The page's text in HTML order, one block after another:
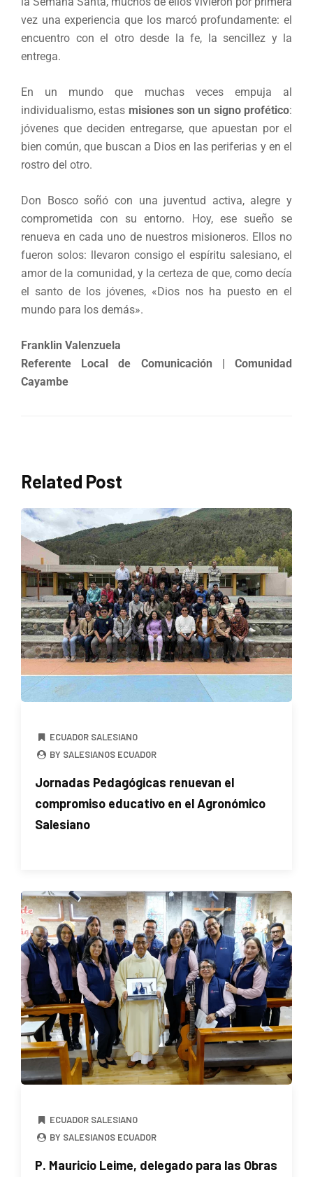
vez una experiencia que los marcó profundamente: el
encuentro con el otro desde la fe, la sencillez y la
entrega.
En un mundo que muchas veces empuja al
individualismo, estas misiones son un signo profético:
jóvenes que deciden entregarse, que apuestan por el
bien común, que buscan a Dios en las periferias y en el
rostro del otro.
Don Bosco soñó con una juventud activa, alegre y
comprometida con su entorno. Hoy, ese sueño se
renueva en cada uno de nuestros misioneros. Ellos no
fueron solos: llevaron consigo el espíritu salesiano, el
amor de la comunidad, y la certeza de que, como decía
el santo de los jóvenes, «Dios nos ha puesto en el
mundo para los demás».
Franklin Valenzuela
Referente Local de Comunicación | Comunidad
Cayambe
Related Post
ECUADOR SALESIANO
BY SALESIANOS ECUADOR
Jornadas Pedagógicas renuevan el
compromiso educativo en el Agronómico
Salesiano
ECUADOR SALESIANO
BY SALESIANOS ECUADOR
P. Mauricio Leime, delegado para las Obras